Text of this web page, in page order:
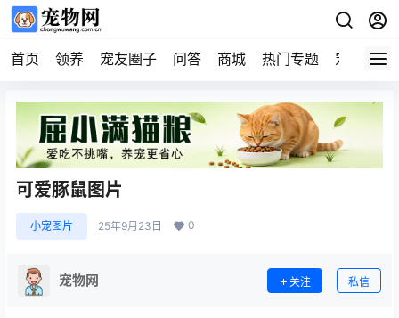
首页 领养 宠友圈子 问答 商城 热门专题 宠物企业
可爱豚鼠图片
小宠图片 25年9月23日 0
宠物网 关注 私信